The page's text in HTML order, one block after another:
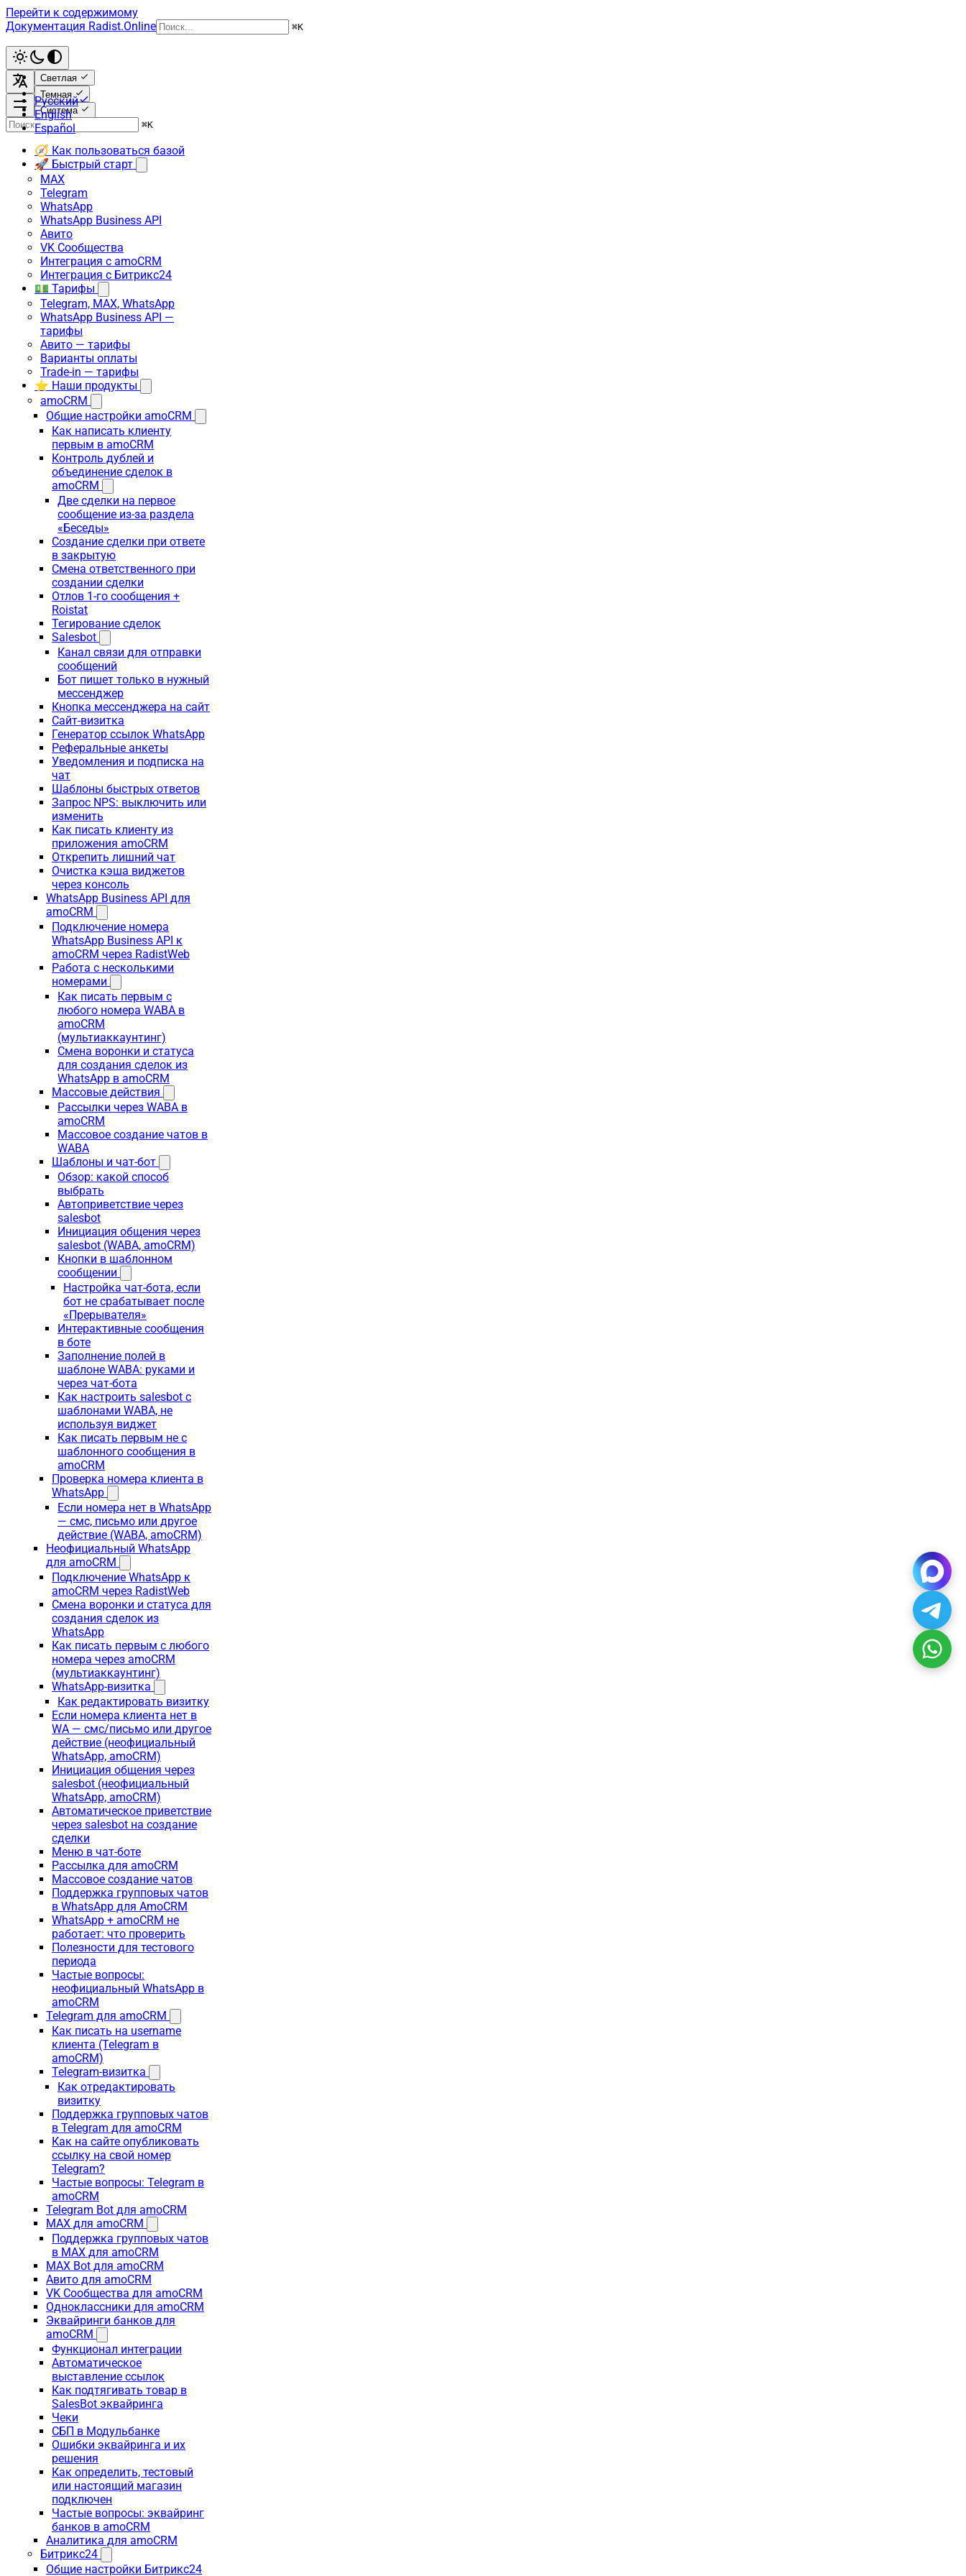
Перейти к содержимому
Документация Radist.Online
⌘K
Светлая
Темная
Система
Русский
English
Español
⌘K
🧭 Как пользоваться базой
🚀 Быстрый старт
MAX
Telegram
WhatsApp
WhatsApp Business API
Авито
VK Сообщества
Интеграция с amoCRM
Интеграция с Битрикс24
💵 Тарифы
Telegram, MAX, WhatsApp
WhatsApp Business API —
тарифы
Авито — тарифы
Варианты оплаты
Trade-in — тарифы
⭐ Наши продукты
amoCRM
Общие настройки amoCRM
Как написать клиенту
первым в amoCRM
Контроль дублей и
объединение сделок в
amoCRM
Две сделки на первое
сообщение из-за раздела
«Беседы»
Создание сделки при ответе
в закрытую
Смена ответственного при
создании сделки
Отлов 1-го сообщения +
Roistat
Тегирование сделок
Salesbot
Канал связи для отправки
сообщений
Бот пишет только в нужный
мессенджер
Кнопка мессенджера на сайт
Сайт-визитка
Генератор ссылок WhatsApp
Реферальные анкеты
Уведомления и подписка на
чат
Шаблоны быстрых ответов
Запрос NPS: выключить или
изменить
Как писать клиенту из
приложения amoCRM
Открепить лишний чат
Очистка кэша виджетов
через консоль
WhatsApp Business API для
amoCRM
Подключение номера
WhatsApp Business API к
amoCRM через RadistWeb
Работа с несколькими
номерами
Как писать первым с
любого номера WABA в
amoCRM
(мультиаккаунтинг)
Смена воронки и статуса
для создания сделок из
WhatsApp в amoCRM
Массовые действия
Рассылки через WABA в
amoCRM
Массовое создание чатов в
WABA
Шаблоны и чат-бот
Обзор: какой способ
выбрать
Автоприветствие через
salesbot
Инициация общения через
salesbot (WABA, amoCRM)
Кнопки в шаблонном
сообщении
Настройка чат-бота, если
бот не срабатывает после
«Прерывателя»
Интерактивные сообщения
в боте
Заполнение полей в
шаблоне WABA: руками и
через чат-бота
Как настроить salesbot с
шаблонами WABA, не
используя виджет
Как писать первым не с
шаблонного сообщения в
amoCRM
Проверка номера клиента в
WhatsApp
Если номера нет в WhatsApp
— смс, письмо или другое
действие (WABA, amoCRM)
Неофициальный WhatsApp
для amoCRM
Подключение WhatsApp к
amoCRM через RadistWeb
Смена воронки и статуса для
создания сделок из
WhatsApp
Как писать первым с любого
номера через amoCRM
(мультиаккаунтинг)
WhatsApp-визитка
Как редактировать визитку
Если номера клиента нет в
WA — смс/письмо или другое
действие (неофициальный
WhatsApp, amoCRM)
Инициация общения через
salesbot (неофициальный
WhatsApp, amoCRM)
Автоматическое приветствие
через salesbot на создание
сделки
Меню в чат-боте
Рассылка для amoCRM
Массовое создание чатов
Поддержка групповых чатов
в WhatsApp для AmoCRM
WhatsApp + amoCRM не
работает: что проверить
Полезности для тестового
периода
Частые вопросы:
неофициальный WhatsApp в
amoCRM
Telegram для amoCRM
Как писать на username
клиента (Telegram в
amoCRM)
Telegram-визитка
Как отредактировать
визитку
Поддержка групповых чатов
в Telegram для amoCRM
Как на сайте опубликовать
ссылку на свой номер
Telegram?
Частые вопросы: Telegram в
amoCRM
Telegram Bot для amoCRM
MAX для amoCRM
Поддержка групповых чатов
в MAX для amoCRM
MAX Bot для amoCRM
Авито для amoCRM
VK Сообщества для amoCRM
Одноклассники для amoCRM
Эквайринги банков для
amoCRM
Функционал интеграции
Автоматическое
выставление ссылок
Как подтягивать товар в
SalesBot эквайринга
Чеки
СБП в Модульбанке
Ошибки эквайринга и их
решения
Как определить, тестовый
или настоящий магазин
подключен
Частые вопросы: эквайринг
банков в amoCRM
Аналитика для amoCRM
Битрикс24
Общие настройки Битрикс24